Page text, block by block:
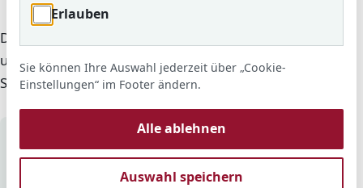
Der Förderverein „Pro Reichwein“ unterstützt Projekte
und Anschaffungen, die das Lernen und das
Schulleben an der Adolf-Reichwein-Schule bereichern.
Auf einen Blick
Erlauben
Sie können Ihre Auswahl jederzeit über „Cookie-
Einstellungen“ im Footer ändern.
Alle ablehnen
Auswahl speichern